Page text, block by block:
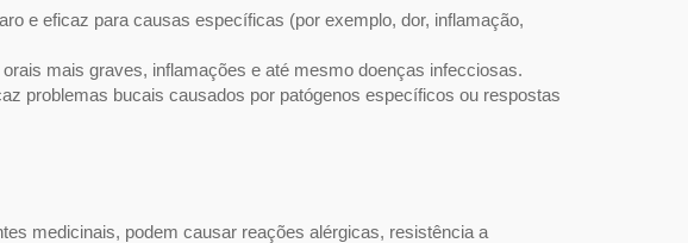
e eficaz para causas específicas (por exemplo, dor, inflamação,
mais graves, inflamações e até mesmo doenças infecciosas.
problemas bucais causados ​​por patógenos específicos ou respostas
medicinais, podem causar reações alérgicas, resistência a